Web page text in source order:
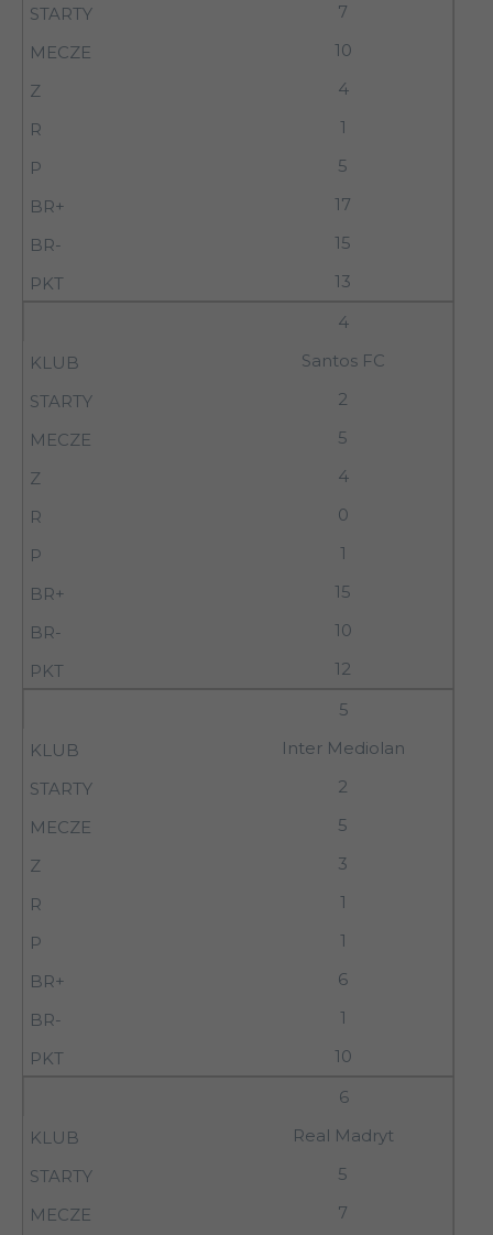
7
10
4
1
5
17
15
13
4
Santos FC
2
5
4
0
1
15
10
12
5
Inter Mediolan
2
5
3
1
1
6
1
10
6
Real Madryt
5
7